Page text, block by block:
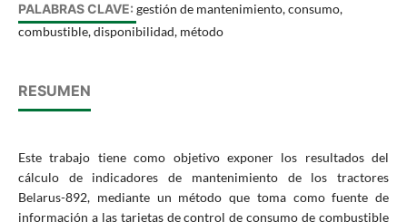
PALABRAS CLAVE: gestión de mantenimiento, consumo,
combustible, disponibilidad, método
RESUMEN
Este trabajo tiene como objetivo exponer los resultados del
cálculo de indicadores de mantenimiento de los tractores
Belarus-892, mediante un método que toma como fuente de
información a las tarjetas de control de consumo de combustible